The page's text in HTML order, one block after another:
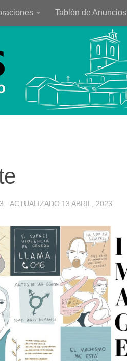
Tablón de Anuncios
· ACTUALIZADO 13 ABRIL, 2023